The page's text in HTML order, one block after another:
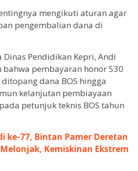
mengikuti aturan agar
pengembalian dana di
Dinas Pendidikan Kepri, Andi
bahwa pembayaran honor 530
ditopang dana BOS hingga
kelanjutan pembiayaan
petunjuk teknis BOS tahun
ke-77, Bintan Pamer Deretan
Kemiskinan Ekstrem